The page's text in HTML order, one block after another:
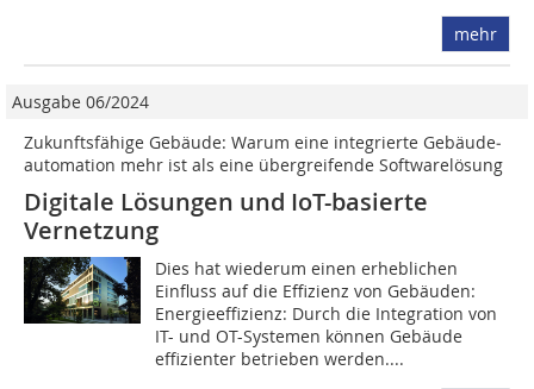
mehr
Ausgabe 06/2024
Zukunftsfähige Gebäude: Warum eine integrierte Gebäude­­­
automation mehr ist als eine übergreifende Softwarelösung
Digitale Lösungen und ­IoT-basierte
Vernetzung
Dies hat wiederum einen erheblichen
Einfluss auf die Effizienz von Gebäuden:
Energieeffizienz: Durch die Integration von
IT- und OT-Systemen können Gebäude
effizienter betrieben werden....